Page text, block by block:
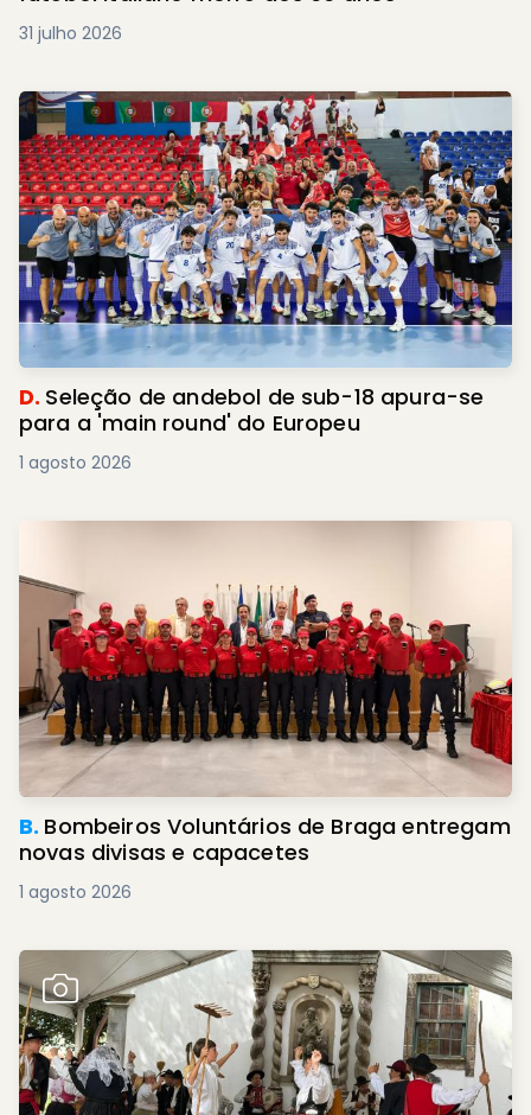
31 julho 2026
D. Seleção de andebol de sub-18 apura-se
para a 'main round' do Europeu
1 agosto 2026
B. Bombeiros Voluntários de Braga entregam
novas divisas e capacetes
1 agosto 2026